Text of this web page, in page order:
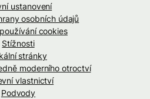
ustanovení
osobních údajů
cookies
Stížnosti
stránky
moderního otroctví
vlastnictví
Podvody